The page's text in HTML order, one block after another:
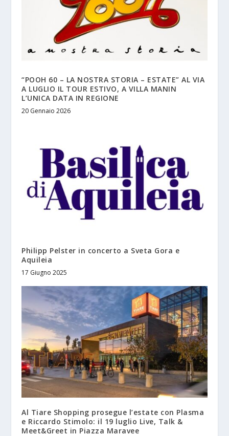
“POOH 60 – LA NOSTRA STORIA – ESTATE” AL VIA
A LUGLIO IL TOUR ESTIVO, A VILLA MANIN
L’UNICA DATA IN REGIONE
20 Gennaio 2026
Philipp Pelster in concerto a Sveta Gora e
Aquileia
17 Giugno 2025
Al Tiare Shopping prosegue l’estate con Plasma
e Riccardo Stimolo: il 19 luglio Live, Talk &
Meet&Greet in Piazza Maravee